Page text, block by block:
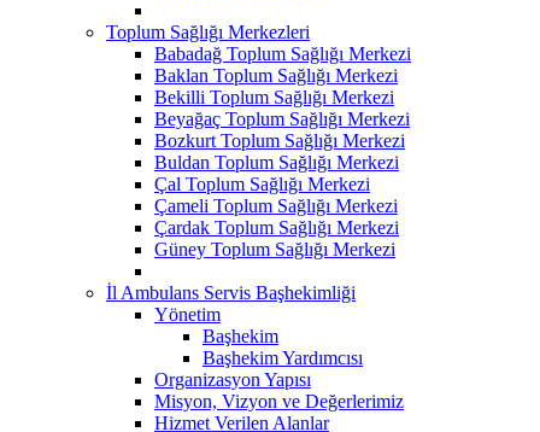
Toplum Sağlığı Merkezleri
Babadağ Toplum Sağlığı Merkezi
Baklan Toplum Sağlığı Merkezi
Bekilli Toplum Sağlığı Merkezi
Beyağaç Toplum Sağlığı Merkezi
Bozkurt Toplum Sağlığı Merkezi
Buldan Toplum Sağlığı Merkezi
Çal Toplum Sağlığı Merkezi
Çameli Toplum Sağlığı Merkezi
Çardak Toplum Sağlığı Merkezi
Güney Toplum Sağlığı Merkezi
İl Ambulans Servis Başhekimliği
Yönetim
Başhekim
Başhekim Yardımcısı
Organizasyon Yapısı
Misyon, Vizyon ve Değerlerimiz
Hizmet Verilen Alanlar